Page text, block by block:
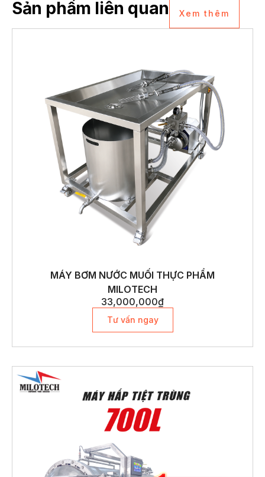
Sản phẩm liên quan Xem thêm
MÁY BƠM NƯỚC MUỐI THỰC PHẨM
MILOTECH
33,000,000₫
Tư vấn ngay